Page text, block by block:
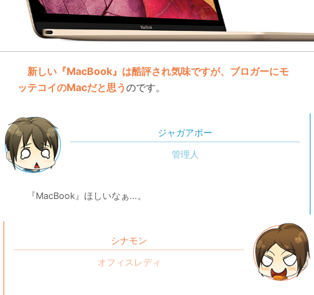
新しい『MacBook』は酷評され気味ですが、ブロガーにモ
ッテコイのMacだと思うのです。
ジャガアポー
『MacBook』ほしいなぁ…。
シナモン